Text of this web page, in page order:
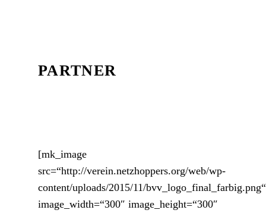
PARTNER
[mk_image
src=“http://verein.netzhoppers.org/web/wp-
content/uploads/2015/11/bvv_logo_final_farbig.png“
image_width=“300″ image_height=“300″